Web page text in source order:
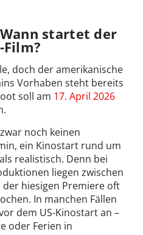
startet der
doch der amerikanische
Vorhaben steht bereits
soll am 17. April 2026
noch keinen
ein Kinostart rund um
realistisch. Denn bei
liegen zwischen
hiesigen Premiere oft
In manchen Fällen
dem US-Kinostart an –
oder Ferien in